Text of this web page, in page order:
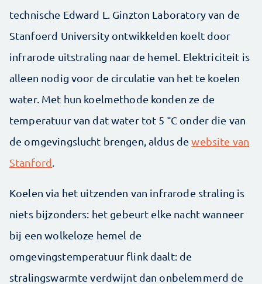
technische Edward L. Ginzton Laboratory van de
Stanfoerd University ontwikkelden koelt door
infrarode uitstraling naar de hemel. Elektriciteit is
alleen nodig voor de circulatie van het te koelen
water. Met hun koelmethode konden ze de
temperatuur van dat water tot 5 °C onder die van
de omgevingslucht brengen, aldus dewebsite van
Stanford
Koelen via het uitzenden van infrarode straling is
niets bijzonders: het gebeurt elke nacht wanneer
bij een wolkeloze hemel de
omgevingstemperatuur flink daalt: de
stralingswarmte verdwijnt dan onbelemmerd de